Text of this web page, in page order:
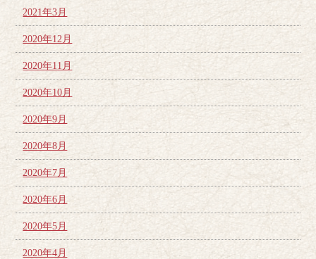
2021年3月
2020年12月
2020年11月
2020年10月
2020年9月
2020年8月
2020年7月
2020年6月
2020年5月
2020年4月